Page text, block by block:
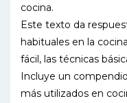
cocina.
Este texto da
habituales en la
fácil, las técnicas
Incluye un
más utilizados en